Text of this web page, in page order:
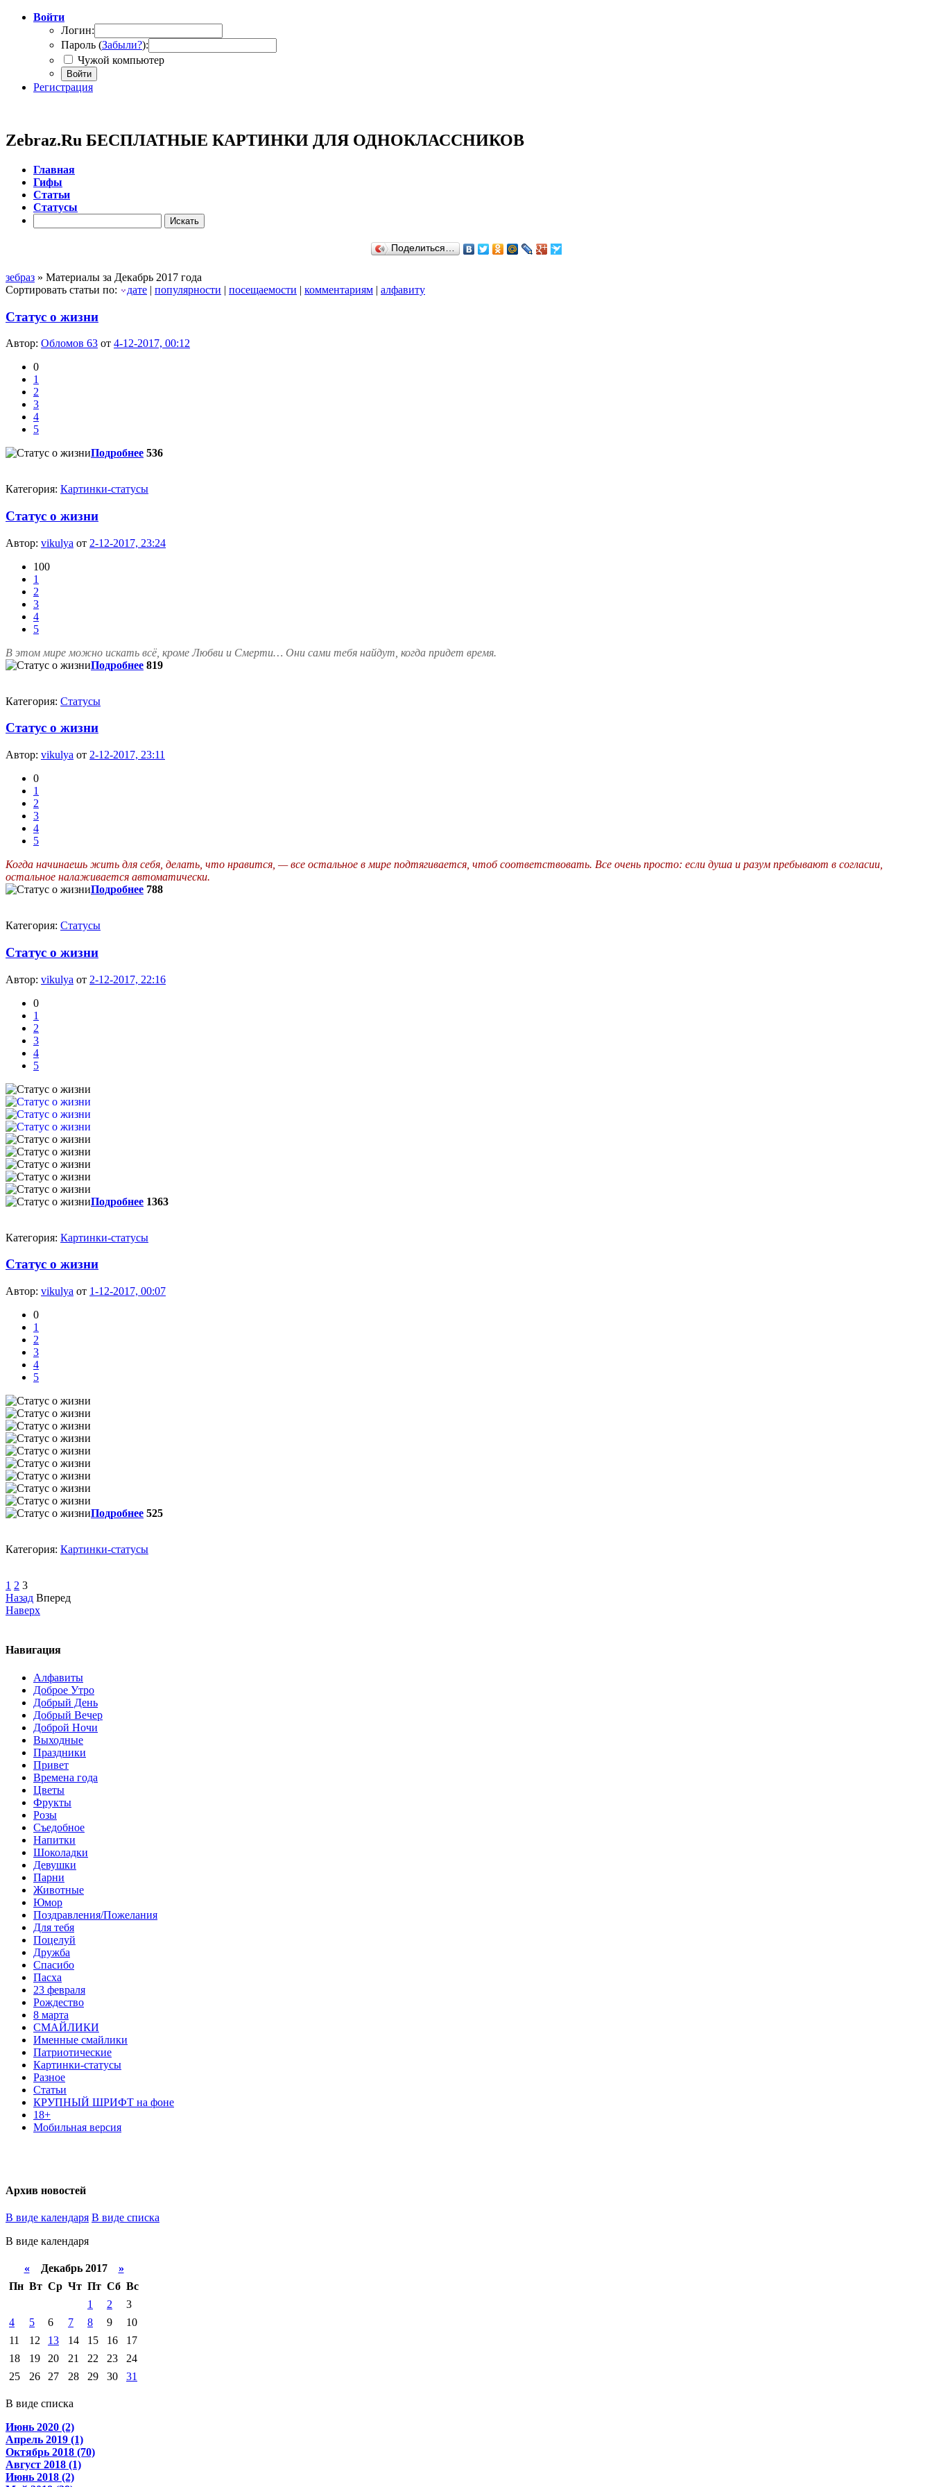
Войти
Логин:
Пароль (Забыли?):
Чужой компьютер
Войти
Регистрация
Zebraz.Ru БЕСПЛАТНЫЕ КАРТИНКИ ДЛЯ ОДНОКЛАССНИКОВ
Главная
Гифы
Cтатьи
Cтатусы
Поделиться…
зебраз » Материалы за Декабрь 2017 года
Сортировать статьи по:
дате | популярности | посещаемости | комментариям | алфавиту
Статус о жизни
Автор: Обломов 63 от 4-12-2017, 00:12
0
1
2
3
4
5
Подробнее 536
Категория: Картинки-статусы
Статус о жизни
Автор: vikulya от 2-12-2017, 23:24
100
1
2
3
4
5
В этом мире можно искать всё, кроме Любви и Смерти… Они сами тебя найдут, когда придет время.
Подробнее 819
Категория: Статусы
Статус о жизни
Автор: vikulya от 2-12-2017, 23:11
0
1
2
3
4
5
Когда начинаешь жить для себя, делать, что нравится, — все остальное в мире подтягивается, чтоб соответствовать. Все очень просто: если душа и разум пребывают в согласии,
остальное налаживается автоматически.
Подробнее 788
Категория: Статусы
Статус о жизни
Автор: vikulya от 2-12-2017, 22:16
0
1
2
3
4
5
Подробнее 1363
Категория: Картинки-статусы
Статус о жизни
Автор: vikulya от 1-12-2017, 00:07
0
1
2
3
4
5
Подробнее 525
Категория: Картинки-статусы
1 2 3
Назад Вперед
Наверх
Навигация
Алфавиты
Доброе Утро
Добрый День
Добрый Вечер
Доброй Ночи
Выходные
Праздники
Привет
Времена года
Цветы
Фрукты
Розы
Съедобное
Напитки
Шоколадки
Девушки
Парни
Животные
Юмор
Поздравления/Пожелания
Для тебя
Поцелуй
Дружба
Спасибо
Пасха
23 февраля
Рождество
8 марта
СМАЙЛИКИ
Именные смайлики
Патриотические
Картинки-статусы
Разное
Cтатьи
КРУПНЫЙ ШРИФТ на фоне
18+
Мобильная версия
Архив новостей
В виде календаря В виде списка
В виде календаря
«Декабрь 2017 »
Пн Вт Ср Чт Пт Сб Вс
1
2
3
4
5 6 7 8 9
10
11
12 13 14 15 16
17
18
19 20 21 22 23
24
25
26 27 28 29 30 31
В виде списка
Июнь 2020 (2)
Апрель 2019 (1)
Октябрь 2018 (70)
Август 2018 (1)
Июнь 2018 (2)